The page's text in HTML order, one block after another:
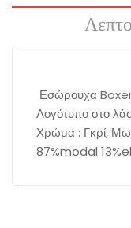
Εσώρουχα
Λογότυπο στο
Χρώμα : Γκρί,
87%modal